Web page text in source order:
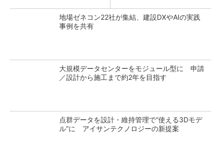
地場ゼネコン22社が集結、建設DXやAIの実践
事例を共有
大規模データセンターをモジュール型に 申請
／設計から施工まで約2年を目指す
点群データを設計・維持管理で“使える3Dモデ
ル”に アイサンテクノロジーの新提案